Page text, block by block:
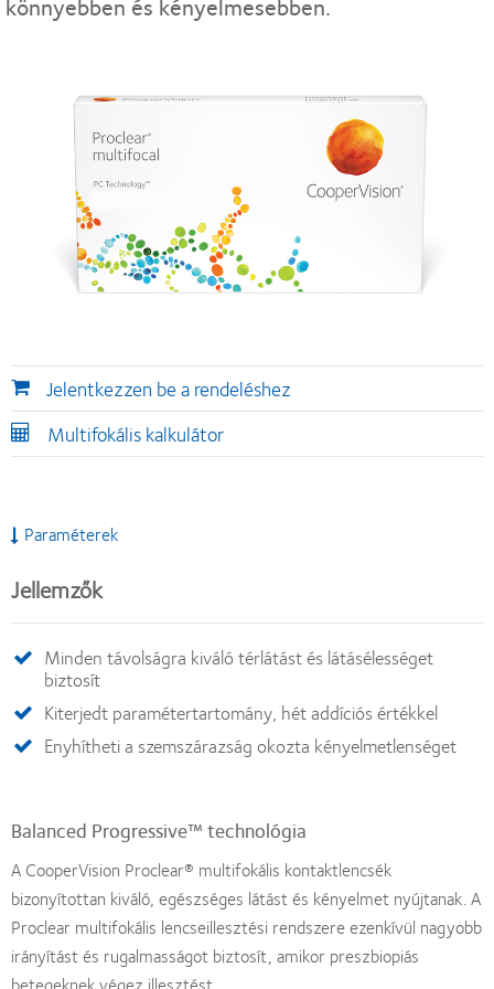
Jelentkezzen be a rendeléshez
Multifokális kalkulátor
Paraméterek
Jellemzők
Minden távolságra kiváló térlátást és látásélességet
biztosít
Kiterjedt paramétertartomány, hét addíciós értékkel
Enyhítheti a szemszárazság okozta kényelmetlenséget
Balanced Progressive™ technológia
A CooperVision Proclear® multifokális kontaktlencsék
bizonyítottan kiváló, egészséges látást és kényelmet nyújtanak. A
Proclear multifokális lencseillesztési rendszere ezenkívül nagyobb
irányítást és rugalmasságot biztosít, amikor preszbiopiás